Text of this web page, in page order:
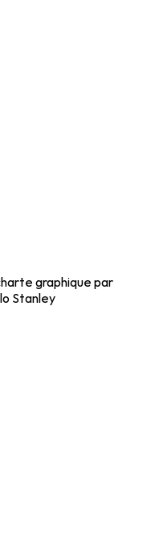
graphique par
Stanley